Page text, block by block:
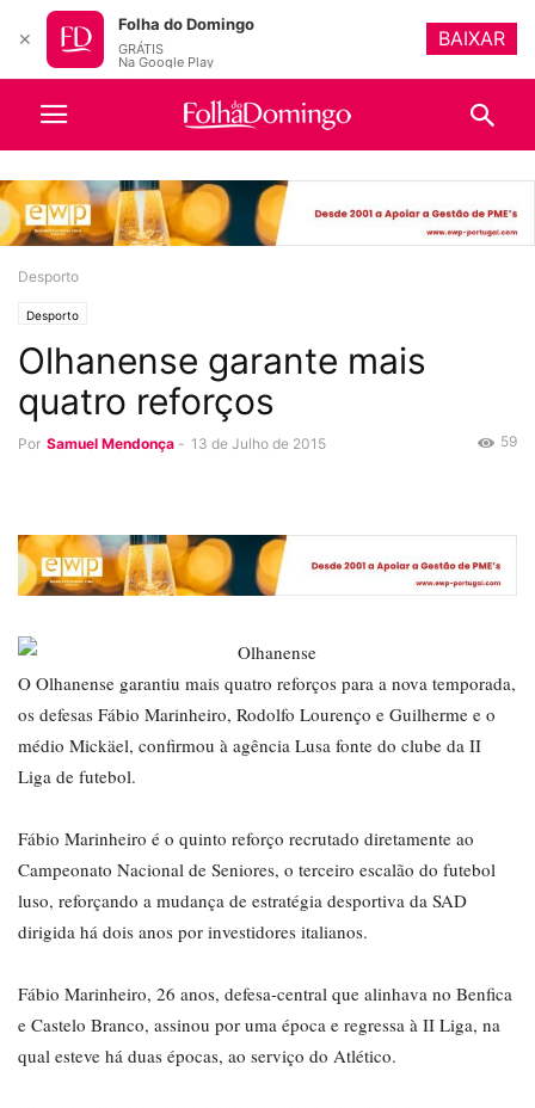
Desporto
Desporto
Olhanense garante mais
quatro reforços
Por Samuel Mendonça - 13 de Julho de 2015 59
O Olhanense garantiu mais quatro reforços para a nova temporada,
os defesas Fábio Marinheiro, Rodolfo Lourenço e Guilherme e o
médio Mickäel, confirmou à agência Lusa fonte do clube da II
Liga de futebol.
Fábio Marinheiro é o quinto reforço recrutado diretamente ao
Campeonato Nacional de Seniores, o terceiro escalão do futebol
luso, reforçando a mudança de estratégia desportiva da SAD
dirigida há dois anos por investidores italianos.
Fábio Marinheiro, 26 anos, defesa-central que alinhava no Benfica
e Castelo Branco, assinou por uma época e regressa à II Liga, na
qual esteve há duas épocas, ao serviço do Atlético.
✕
Folha do Domingo
GRÁTIS
Na Google Play
BAIXAR